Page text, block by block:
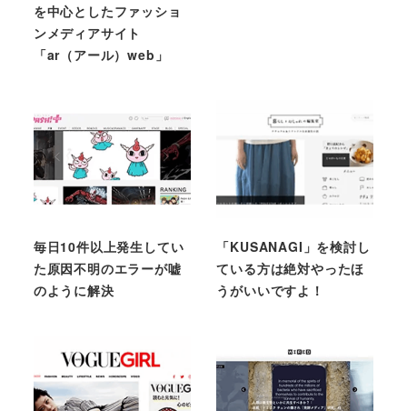
を中心としたファッショ
ンメディアサイト
「ar（アール）web」
毎日10件以上発生してい
た原因不明のエラーが嘘
のように解決
「KUSANAGI」を検討し
ている方は絶対やったほ
うがいいですよ！